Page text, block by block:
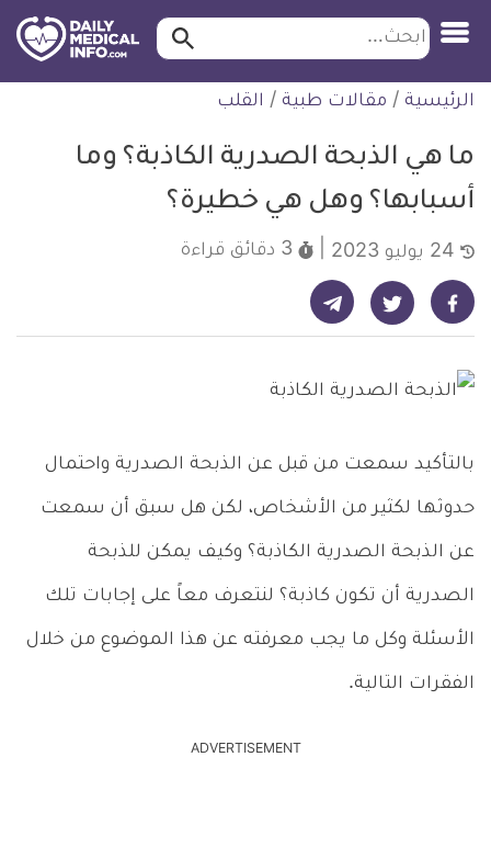
التخطي
للمحتوى
ابحث ابحث…
الرئيسية / مقالات طبية / القلب
ما هي الذبحة الصدرية الكاذبة؟ وما
أسبابها؟ وهل هي خطيرة؟
3 دقائق قراءة
شارك على فيسبوك - ديلي ميديكال انفو شارك على تويتر - ديلي ميديكال انفو شارك على تيليجرام - ديلي ميديكال انفو
بالتأكيد سمعت من قبل عن الذبحة الصدرية واحتمال
حدوثها لكثير من الأشخاص، لكن هل سبق أن سمعت
عن الذبحة الصدرية الكاذبة؟ وكيف يمكن للذبحة
الصدرية أن تكون كاذبة؟ لنتعرف معاً على إجابات تلك
الأسئلة وكل ما يجب معرفته عن هذا الموضوع من خلال
الفقرات التالية.
ADVERTISEMENT